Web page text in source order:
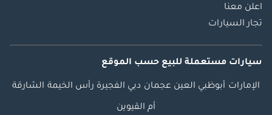
اعلن معنا
تجار السيارات
سيارات مستعملة للبيع حسب الموقع
الإمارات أبوظبي العين عجمان دبي الفجيرة رأس الخيمة الشارقة
أم القيوين